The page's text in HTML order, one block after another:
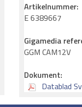
Artikelnummer:
E 6389667
Gigamedia
GGM CAM12V
Dokument:
Datablad